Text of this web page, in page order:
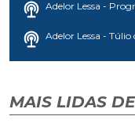
Adelor Lessa -
Adelor Lessa -
MAIS LIDAS